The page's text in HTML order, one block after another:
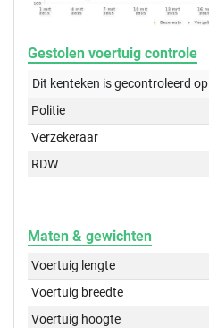
Gestolen voertuig controle
Dit kenteken is gecontroleerd op
Politie
Verzekeraar
RDW
Maten & gewichten
Voertuig lengte
Voertuig breedte
Voertuig hoogte